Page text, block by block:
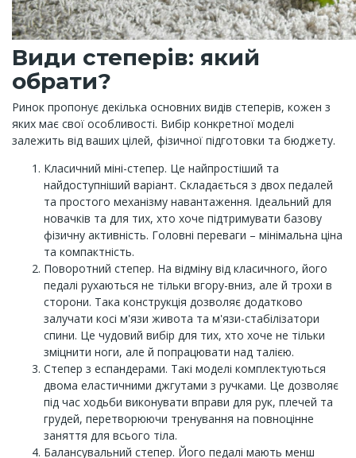
Види степерів: який
обрати?
Ринок пропонує декілька основних видів степерів, кожен з
яких має свої особливості. Вибір конкретної моделі
залежить від ваших цілей, фізичної підготовки та бюджету.
Класичний міні-степер. Це найпростіший та
найдоступніший варіант. Складається з двох педалей
та простого механізму навантаження. Ідеальний для
новачків та для тих, хто хоче підтримувати базову
фізичну активність. Головні переваги – мінімальна ціна
та компактність.
Поворотний степер. На відміну від класичного, його
педалі рухаються не тільки вгору-вниз, але й трохи в
сторони. Така конструкція дозволяє додатково
залучати косі м'язи живота та м'язи-стабілізатори
спини. Це чудовий вибір для тих, хто хоче не тільки
зміцнити ноги, але й попрацювати над талією.
Степер з еспандерами. Такі моделі комплектуються
двома еластичними джгутами з ручками. Це дозволяє
під час ходьби виконувати вправи для рук, плечей та
грудей, перетворюючи тренування на повноцінне
заняття для всього тіла.
Балансувальний степер. Його педалі мають менш